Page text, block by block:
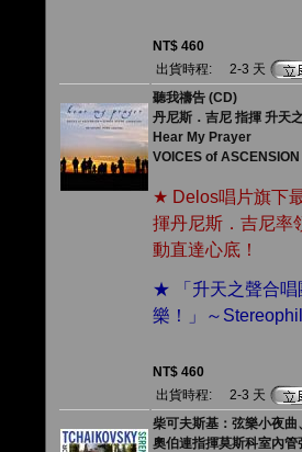
NT$ 460
出貨時程:
2-3 天
聽我禱告 (CD)
丹尼斯．吉尼 指揮 升天
Hear My Prayer
VOICES of
★ Delos唱片旗下
揮丹尼斯．吉尼率
動直達心底！
★ 「升天之聲合唱
樂！」～
NT$ 460
出貨時程:
2-3 天
柴可夫斯基：弦樂小夜曲
奧伯連指揮莫斯科室內管